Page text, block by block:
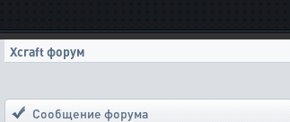
Xcraft форум
Сообщение форума